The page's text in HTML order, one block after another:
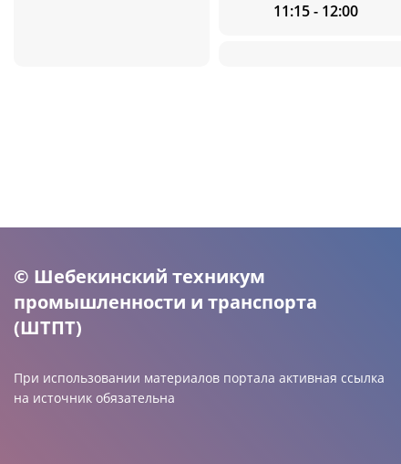
11:15 - 12:00
© Шебекинский техникум
промышленности и транспорта
(ШТПТ)
При использовании материалов портала активная ссылка
на источник обязательна